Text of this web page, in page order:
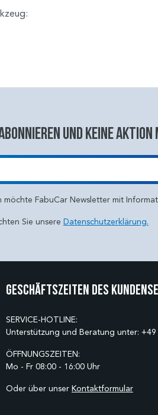
und keine aktion
möchte FabuCar Newsletter mit
Sie unsere Datenschutzerklärung.
Geschäftszeiten des
SERVICE-HOTLINE:
Unterstützung und Beratung unter: +49
ÖFFNUNGSZEITEN:
Mo - Fr 08:00 - 16:00 Uhr
Oder über unser Kontaktformular